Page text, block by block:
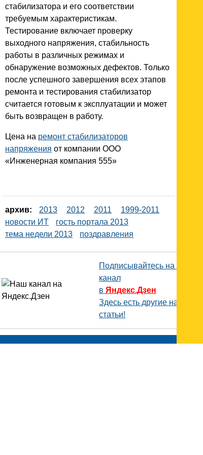
стабилизатора и его соответствии
требуемым характеристикам.
Тестирование включает проверку
выходного напряжения, стабильность
работы в различных режимах и
обнаружение возможных дефектов. Только
после успешного завершения всех этапов
ремонта и тестирования стабилизатор
считается готовым к эксплуатации и может
быть возвращен в работу.
Цена на ремонт стабилизаторов
напряжения от компании ООО
«Инженерная компания 555»
архив: 2013 2012 2011
1999-2011
новости ИТ
гость портала 2013
тема недели 2013
поздравления
Подписывайтесь на наш
канал
в Яндекс.Дзен
Здесь есть другие наши
статьи!